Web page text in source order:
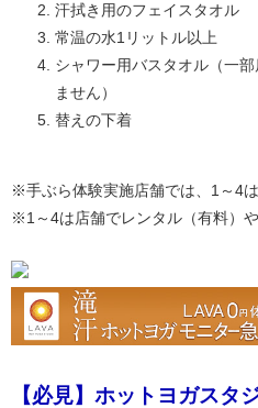
汗拭き用のフェイスタオル
常温の水1リットル以上
シャワー用バスタオル（一
ません）
替えの下着
※手ぶら体験実施店舗では、1～4は
※1～4は店舗でレンタル（有料）や
【必見】ホットヨガス